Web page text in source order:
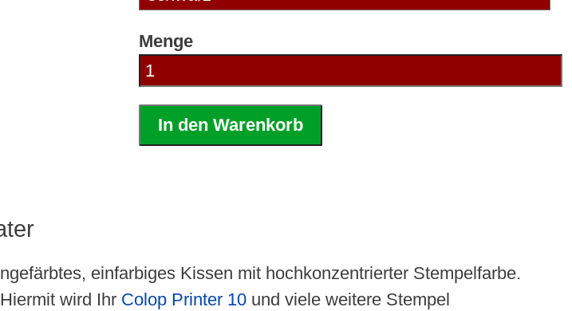
Menge
In den Warenkorb
einfarbiges Kissen mit hochkonzentrierter Stempelfarbe.
wird Ihr Colop Printer 10und viele weitere Stempel